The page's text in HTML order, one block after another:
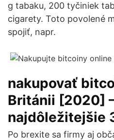
g tabaku, 200 tyčiniek
cigarety. Toto povolené
spojiť, napr.
nakupovať
Británii [2020]
najdôležitejšie
Po brexite sa firmy aj